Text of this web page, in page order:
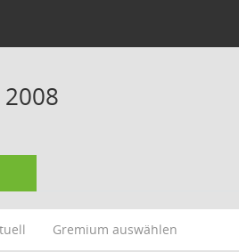
Gremium auswählen